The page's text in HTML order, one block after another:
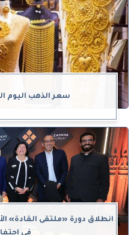
سعر الذهب اليوم الجمعة 23
انطلاق دورة «ملتقى القادة»
في